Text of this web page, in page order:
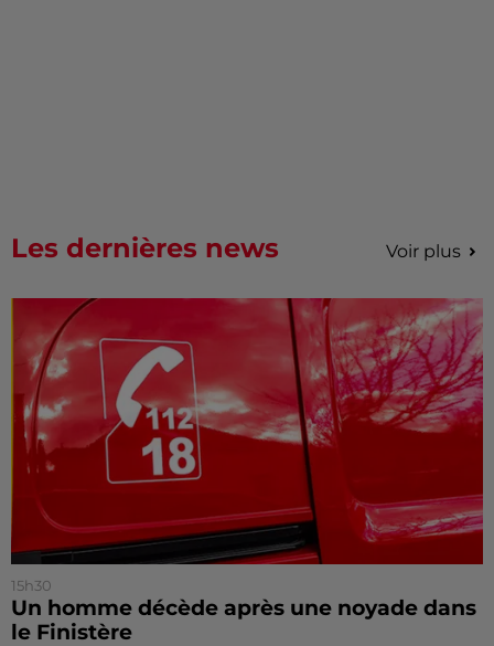
Les dernières news Voir plus
15h30
Un homme décède après une noyade dans
le Finistère